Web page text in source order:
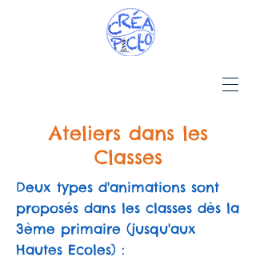
Ateliers dans les
Classes
Deux types d'animations sont
proposés dans les classes dès la
3ème primaire (jusqu'aux
Hautes Ecoles) :